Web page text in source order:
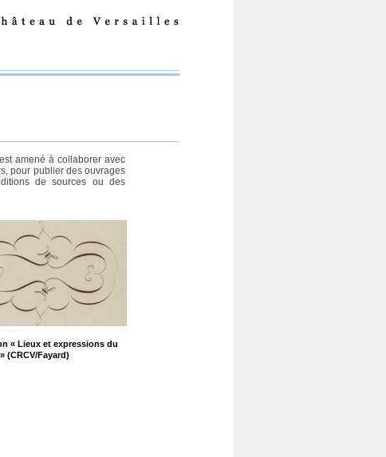
amené à collaborer avec
pour publier des ouvrages
de sources ou des
« Lieux et expressions du
» (CRCV/Fayard)